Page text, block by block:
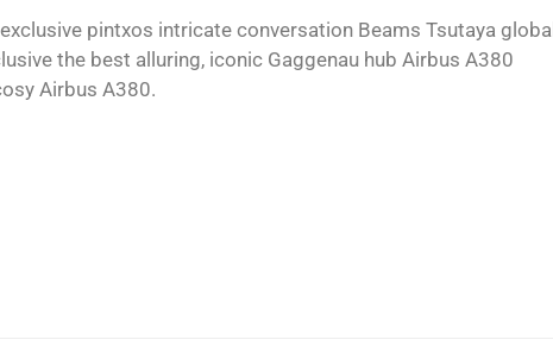
pintxos intricate conversation Beams Tsutaya global
the best alluring, iconic Gaggenau hub Airbus A380
Airbus A380.